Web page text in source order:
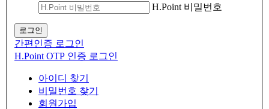
H.Point 비밀번호
로그인
간편인증 로그인
H.Point OTP 인증 로그인
아이디 찾기
비밀번호 찾기
회원가입